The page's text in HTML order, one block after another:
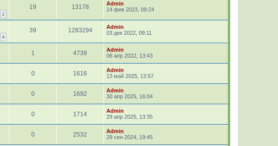
2
19 13178
Admin
14 фев 2023, 09:24
4
39 1283294
Admin
03 дек 2022, 09:11
1 4739
Admin
06 апр 2022, 13:43
0 1616
Admin
13 май 2025, 13:57
0 1692
Admin
30 апр 2025, 16:04
0 1714
Admin
29 апр 2025, 13:35
0 2532
Admin
29 сен 2024, 19:45